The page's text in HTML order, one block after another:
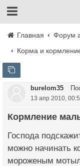
Главная
Форум
Корма и
burelom35
13 апр 2010,
Кормление
Господа
можно начинать
мороженым